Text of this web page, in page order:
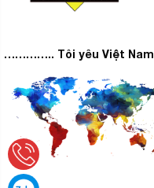
cánh tản nhiệt được
còn giúp máy gia tăng
sẽ giúp bạn tiết kiệm
điện hàng tháng.
………….. Tôi yêu Việt